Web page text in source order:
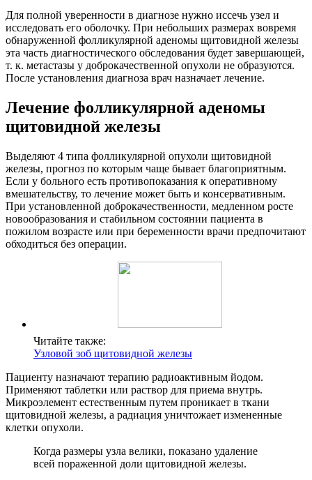
Для полной уверенности в диагнозе нужно иссечь узел и
исследовать его оболочку. При небольших размерах вовремя
обнаруженной фолликулярной аденомы щитовидной железы
эта часть диагностического обследования будет завершающей,
т. к. метастазы у доброкачественной опухоли не образуются.
После установления диагноза врач назначает лечение.
Лечение фолликулярной аденомы
щитовидной железы
Выделяют 4 типа фолликулярной опухоли щитовидной
железы, прогноз по которым чаще бывает благоприятным.
Если у больного есть противопоказания к оперативному
вмешательству, то лечение может быть и консервативным.
При установленной доброкачественности, медленном росте
новообразования и стабильном состоянии пациента в
пожилом возрасте или при беременности врачи предпочитают
обходиться без операции.
Читайте также:
Узловой зоб щитовидной железы
Пациенту назначают терапию радиоактивным йодом.
Применяют таблетки или раствор для приема внутрь.
Микроэлемент естественным путем проникает в ткани
щитовидной железы, а радиация уничтожает измененные
клетки опухоли.
Когда размеры узла велики, показано удаление
всей пораженной доли щитовидной железы.